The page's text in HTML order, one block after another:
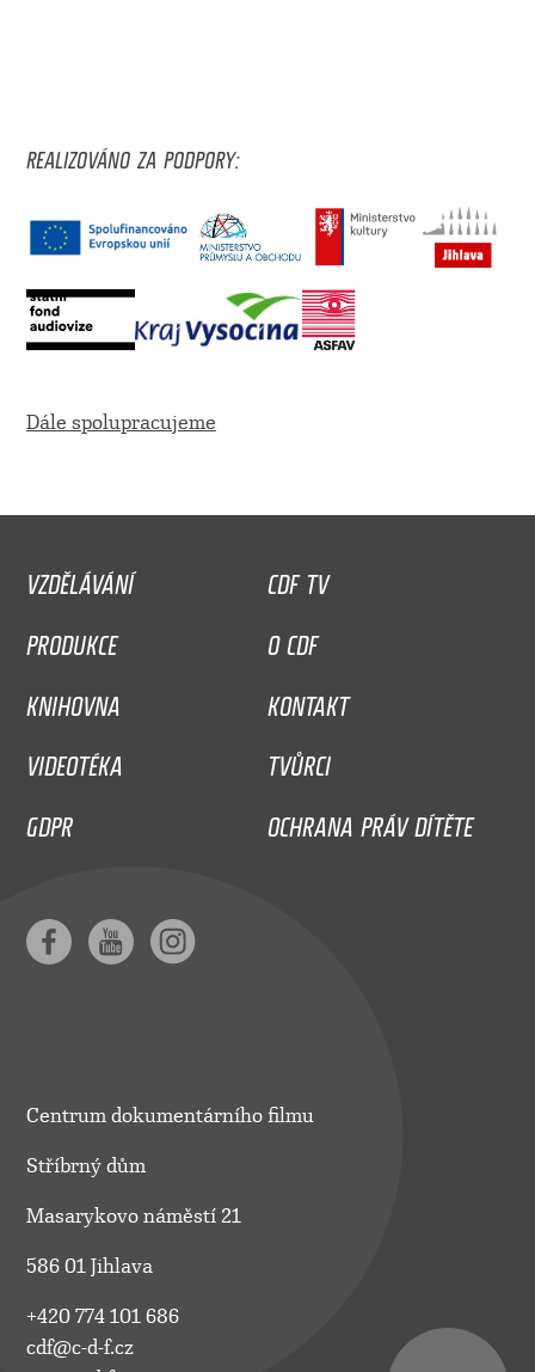
REALIZOVÁNO ZA PODPORY:
Dále spolupracujeme
VZDĚLÁVÁNÍ
CDF TV
PRODUKCE
O CDF
KNIHOVNA
KONTAKT
VIDEOTÉKA
TVŮRCI
GDPR
OCHRANA PRÁV DÍTĚTE
Centrum dokumentárního filmu
Stříbrný dům
Masarykovo náměstí 21
586 01 Jihlava
+420 774 101 686
cdf@c-d-f.cz